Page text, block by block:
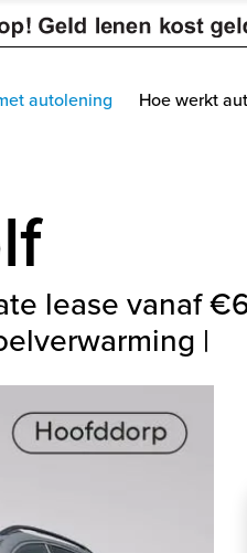
autolening Hoe werkt
lease vanaf
|